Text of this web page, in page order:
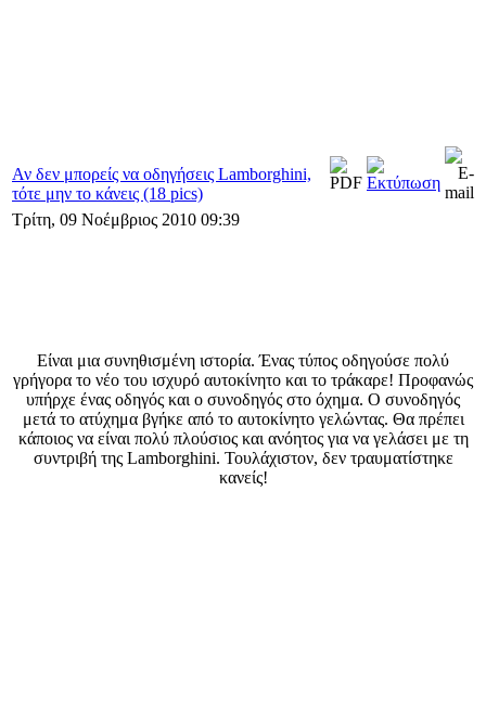
Αν δεν μπορείς να οδηγήσεις Lamborghini,
τότε μην το κάνεις (18 pics)
Τρίτη, 09 Νοέμβριος 2010 09:39
Είναι μια συνηθισμένη ιστορία. Ένας τύπος οδηγούσε πολύ
γρήγορα το νέο του ισχυρό αυτοκίνητο και το τράκαρε! Προφανώς
υπήρχε ένας οδηγός και ο συνοδηγός στο όχημα. Ο συνοδηγός
μετά το ατύχημα βγήκε από το αυτοκίνητο γελώντας. Θα πρέπει
κάποιος να είναι πολύ πλούσιος και ανόητος για να γελάσει με τη
συντριβή της Lamborghini. Τουλάχιστον, δεν τραυματίστηκε
κανείς!